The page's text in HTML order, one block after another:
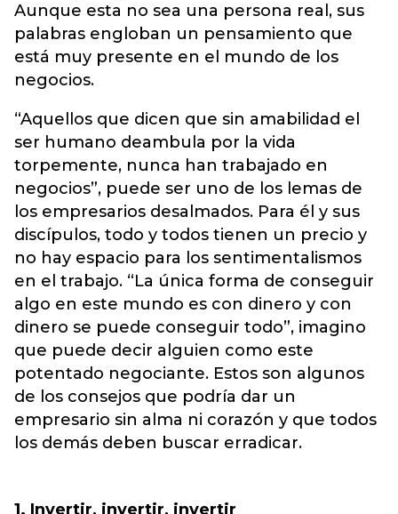
Aunque esta no sea una persona real, sus
palabras engloban un pensamiento que
está muy presente en el mundo de los
negocios.
“Aquellos que dicen que sin amabilidad el
ser humano deambula por la vida
torpemente, nunca han trabajado en
negocios”, puede ser uno de los lemas de
los empresarios desalmados. Para él y sus
discípulos, todo y todos tienen un precio y
no hay espacio para los sentimentalismos
en el trabajo. “La única forma de conseguir
algo en este mundo es con dinero y con
dinero se puede conseguir todo”, imagino
que puede decir alguien como este
potentado negociante. Estos son algunos
de los consejos que podría dar un
empresario sin alma ni corazón y que todos
los demás deben buscar erradicar.
1. Invertir, invertir, invertir